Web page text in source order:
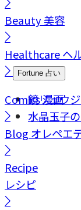
Beauty美容
Healthcareヘ
Fortune 占い
鏡リュウ
水晶玉子
Comics漫画
Blog オレペエ
Recipe
レシピ